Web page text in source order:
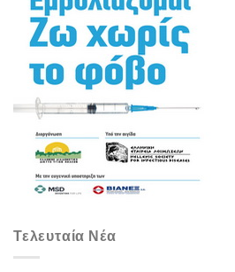
Τελευταία Νέα